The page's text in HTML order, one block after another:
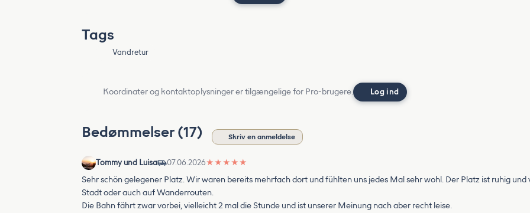
Tags
Vandretur
Koordinater og kontaktoplysninger er tilgængelige for Pro-brugere. Log ind
Bedømmelser (17) Skriv en anmeldelse
Tommy und Luisa 07.06.2026★ ★ ★ ★ ★
Sehr schön gelegener Platz. Wir waren bereits mehrfach dort und fühlten uns jedes Mal sehr wohl. Der Platz ist ruhig
Stadt oder auch auf Wanderrouten.
Die Bahn fährt zwar vorbei, vielleicht 2 mal die Stunde und ist unserer Meinung nach aber recht leise.